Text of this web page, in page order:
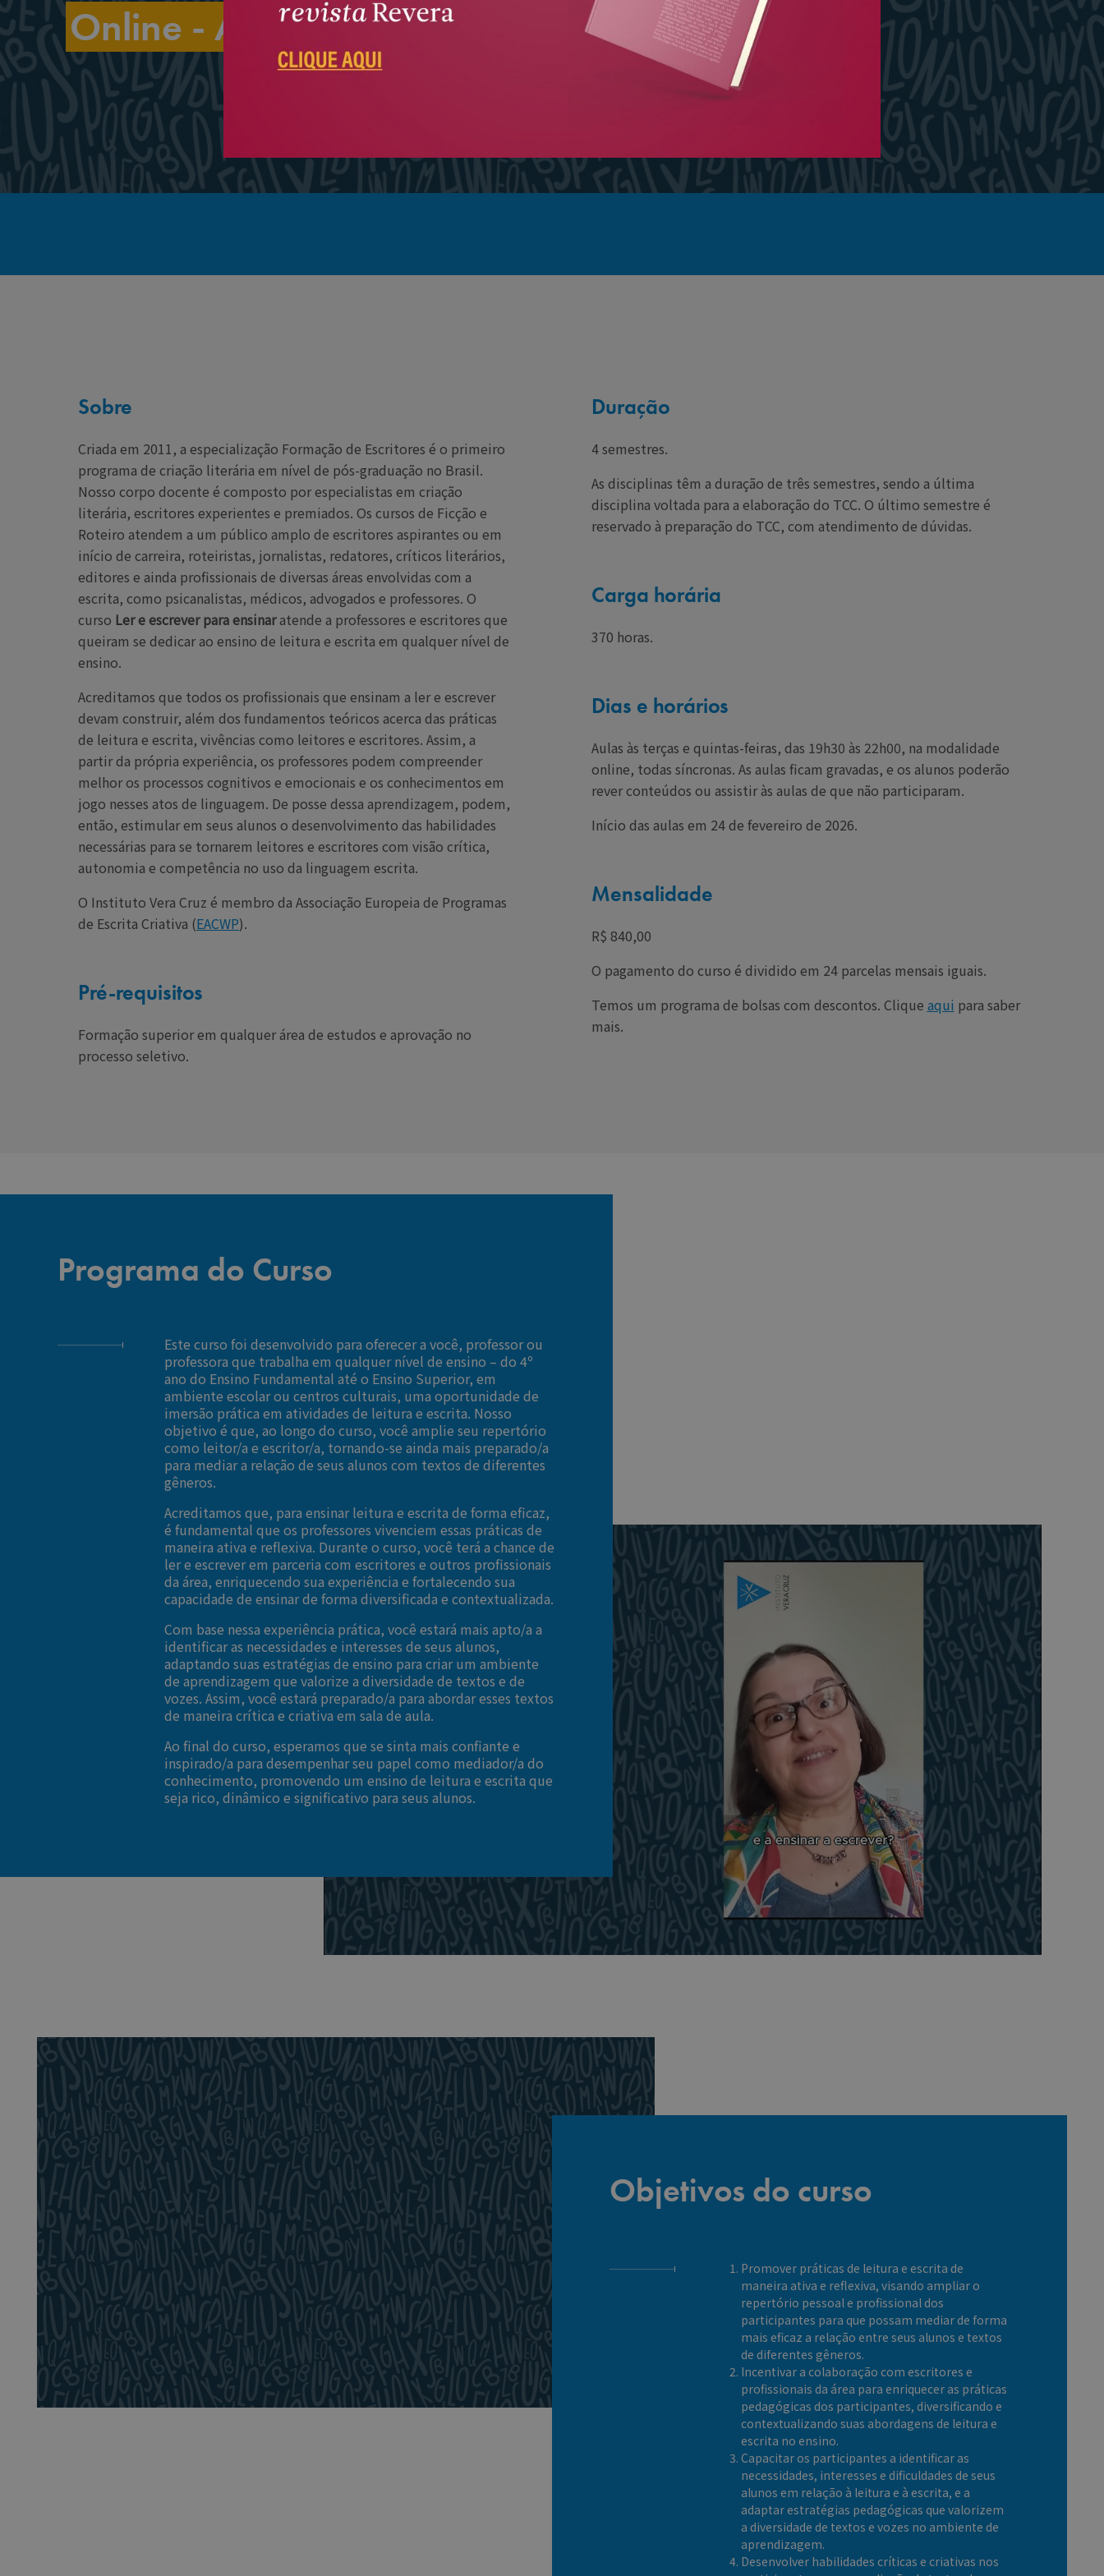
Online - Aulas síncronas
Sobre
Criada em 2011, a especialização Formação de Escritores é o primeiro
programa de criação literária em nível de pós-graduação no Brasil.
Nosso corpo docente é composto por especialistas em criação
literária, escritores experientes e premiados. Os cursos de Ficção e
Roteiro atendem a um público amplo de escritores aspirantes ou em
início de carreira, roteiristas, jornalistas, redatores, críticos literários,
editores e ainda profissionais de diversas áreas envolvidas com a
escrita, como psicanalistas, médicos, advogados e professores. O
curso Ler e escrever para ensinaratende a professores e escritores que
queiram se dedicar ao ensino de leitura e escrita em qualquer nível de
ensino.
Acreditamos que todos os profissionais que ensinam a ler e escrever
devam construir, além dos fundamentos teóricos acerca das práticas
de leitura e escrita, vivências como leitores e escritores. Assim, a
partir da própria experiência, os professores podem compreender
melhor os processos cognitivos e emocionais e os conhecimentos em
jogo nesses atos de linguagem. De posse dessa aprendizagem, podem,
então, estimular em seus alunos o desenvolvimento das habilidades
necessárias para se tornarem leitores e escritores com visão crítica,
autonomia e competência no uso da linguagem escrita.
O Instituto Vera Cruz é membro da Associação Europeia de Programas
de Escrita Criativa (EACWP).
Pré-requisitos
Formação superior em qualquer área de estudos e aprovação no
processo seletivo.
Duração
4 semestres.
As disciplinas têm a duração de três semestres, sendo a última
disciplina voltada para a elaboração do TCC. O último semestre é
reservado à preparação do TCC, com atendimento de dúvidas.
Carga horária
370 horas.
Dias e horários
Aulas às terças e quintas-feiras, das 19h30 às 22h00, na modalidade
online, todas síncronas. As aulas ficam gravadas, e os alunos poderão
rever conteúdos ou assistir às aulas de que não participaram.
Início das aulas em 24 de fevereiro de 2026.
Mensalidade
R$ 840,00
O pagamento do curso é dividido em 24 parcelas mensais iguais.
Temos um programa de bolsas com descontos. Clique aqui para saber
mais.
Programa do Curso
Este curso foi desenvolvido para oferecer a você, professor ou
professora que trabalha em qualquer nível de ensino – do 4º
ano do Ensino Fundamental até o Ensino Superior, em
ambiente escolar ou centros culturais, uma oportunidade de
imersão prática em atividades de leitura e escrita. Nosso
objetivo é que, ao longo do curso, você amplie seu repertório
como leitor/a e escritor/a, tornando-se ainda mais preparado/a
para mediar a relação de seus alunos com textos de diferentes
gêneros.
Acreditamos que, para ensinar leitura e escrita de forma eficaz,
é fundamental que os professores vivenciem essas práticas de
maneira ativa e reflexiva. Durante o curso, você terá a chance de
ler e escrever em parceria com escritores e outros profissionais
da área, enriquecendo sua experiência e fortalecendo sua
capacidade de ensinar de forma diversificada e contextualizada.
Com base nessa experiência prática, você estará mais apto/a a
identificar as necessidades e interesses de seus alunos,
adaptando suas estratégias de ensino para criar um ambiente
de aprendizagem que valorize a diversidade de textos e de
vozes. Assim, você estará preparado/a para abordar esses textos
de maneira crítica e criativa em sala de aula.
Ao final do curso, esperamos que se sinta mais confiante e
inspirado/a para desempenhar seu papel como mediador/a do
conhecimento, promovendo um ensino de leitura e escrita que
seja rico, dinâmico e significativo para seus alunos.
Objetivos do curso
Promover práticas de leitura e escrita de
maneira ativa e reflexiva, visando ampliar o
repertório pessoal e profissional dos
participantes para que possam mediar de forma
mais eficaz a relação entre seus alunos e textos
de diferentes gêneros.
Incentivar a colaboração com escritores e
profissionais da área para enriquecer as práticas
pedagógicas dos participantes, diversificando e
contextualizando suas abordagens de leitura e
escrita no ensino.
Capacitar os participantes a identificar as
necessidades, interesses e dificuldades de seus
alunos em relação à leitura e à escrita, e a
adaptar estratégias pedagógicas que valorizem
a diversidade de textos e vozes no ambiente de
aprendizagem.
Desenvolver habilidades críticas e criativas nos